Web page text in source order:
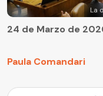
La
Paula Comandari
24 de Marzo de